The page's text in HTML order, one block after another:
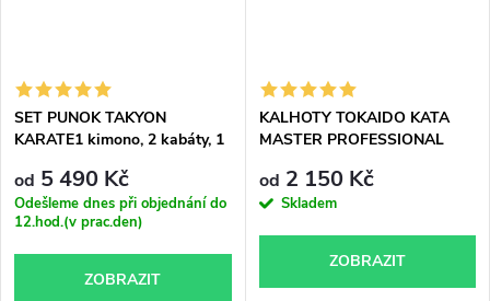
SET PUNOK TAKYON
KARATE1 kimono, 2 kabáty, 1
od 5 490 Kč
Odešleme dnes při objednání do
12.hod.(v prac.den)
ZOBRAZIT
KALHOTY TOKAIDO KATA
MASTER PROFESSIONAL
od 2 150 Kč
Skladem
ZOBRAZIT